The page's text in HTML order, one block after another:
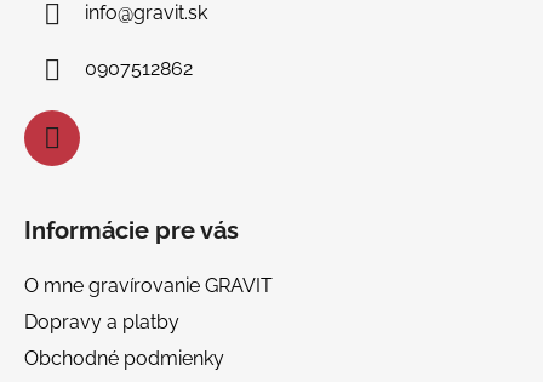
info@gravit.sk
0907512862
Informácie pre vás
O mne gravírovanie GRAVIT
Dopravy a platby
Obchodné podmienky